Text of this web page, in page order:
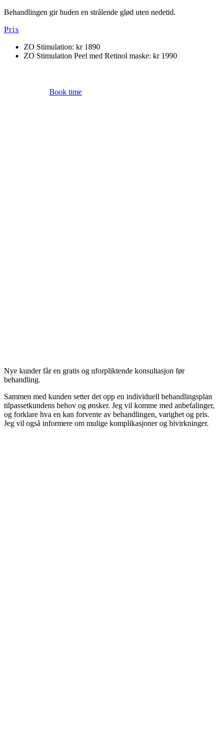
Behandlingen gir huden en strålende glød uten nedetid.
Pris
ZO Stimulation: kr 1890
ZO Stimulation Peel med Retinol maske: kr 1990
Book time
Nye kunder får en gratis og uforpliktende konsultasjon før
behandling.
Sammen med kunden setter det opp en individuell behandlingsplan
tilpassetkundens behov og ønsker. Jeg vil komme med anbefalinger,
og forklare hva en kan forvente av behandlingen, varighet og pris.
Jeg vil også informere om mulige komplikasjoner og bivirkninger.